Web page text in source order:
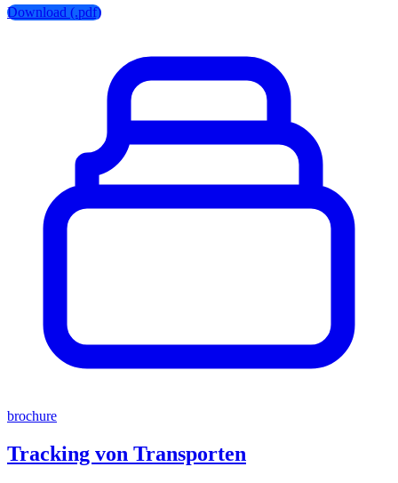
Download (.pdf)
brochure
Tracking von Transporten